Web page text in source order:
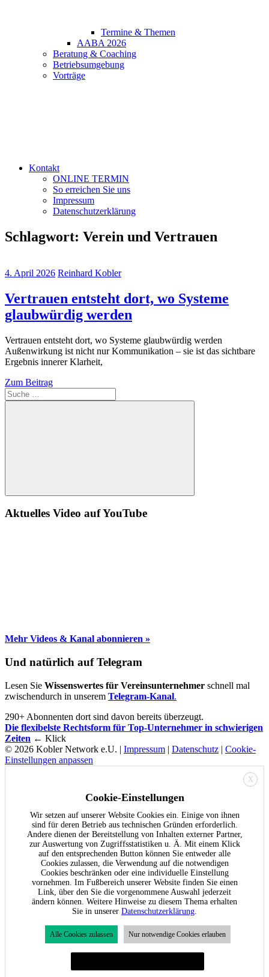
Termine & Themen
AABA 2026
Beratung & Coaching
Betriebsumgebung
Vorträge
Kontakt
ONLINE TERMIN
So erreichen Sie uns
Impressum
Datenschutzerklärung
Schlagwort: Verein und Vertrauen
4. April 2026 Reinhard Kobler
Vertrauen entsteht dort, wo Systeme
glaubwürdig werden
Vertrauen entsteht dort, wo Systeme glaubwürdig werden
Außenwirkung ist nicht nur Kommunikation – sie ist das sichtbare
Ergebnis innerer Klarheit,
Zum Beitrag
Suche
Aktuelles Video auf YouTube
Mehr Videos & Kanal abonnieren »
Und natürlich auf Telegram
Lesen Sie Wissenswertes für Vereinsunternehmer schnell mal
zwischendurch in unserem Telegram-Kanal.
290+ Abonnenten dort sind davon bereits überzeugt.
Die flexibelste Rechtsform für Top-Unternehmer in schwierigen
Zeiten ← Klick
© 2026 Kobler Network e.U. | Impressum | Datenschutz | Cookie-
Einstellungen anpassen
X
Cookie-Einstellungen
Wir setzen auf unserer Website Cookies ein. Einige von ihnen
sind für deren Betrieb aus technischen Gründen erforderlich.
Andere dienen der Bereitstellung von Inhalten externer Partner,
zur Auswertung von Zugriffsstatistiken u. Ä. Mit einem Klick
auf den entsprechenden Button können Sie entweder alle
Cookies zulassen, die Verwendung auf die notwendigen
Cookies beschränken oder eine individuelle Einstellung
vornehmen. Im Fußbereich unserer Website finden Sie einen
Link, über den Sie die vorgenommene Auswahl jederzeit
ändern können. Weitere Hinweise zu diesem Thema erhalten
Sie in unserer Datenschutzerklärung
Alle Cookies zulassen Nur notwendige Cookies erlauben